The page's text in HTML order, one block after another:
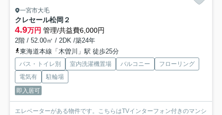
一宮市大毛
クレセール松岡２
4.9万円 管理/共益費6,000円
2階 / 52.00㎡ / 2DK /築24年
東海道本線「木曽川」駅 徒歩25分
バス・トイレ別 室内洗濯機置場 バルコニー
フローリング
電気有
駐輪場
即入居可
エレベーターがある物件です。こちらはTVインターフォン付きのマンシ